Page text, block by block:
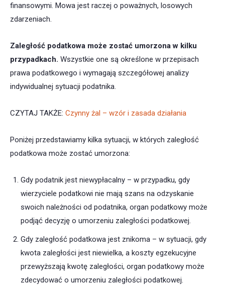
finansowymi. Mowa jest raczej o poważnych, losowych
zdarzeniach.
Zaległość podatkowa może zostać umorzona w kilku
przypadkach. Wszystkie one są określone w przepisach
prawa podatkowego i wymagają szczegółowej analizy
indywidualnej sytuacji podatnika.
CZYTAJ TAKŻE: Czynny żal – wzór i zasada działania
Poniżej przedstawiamy kilka sytuacji, w których zaległość
podatkowa może zostać umorzona:
Gdy podatnik jest niewypłacalny – w przypadku, gdy
wierzyciele podatkowi nie mają szans na odzyskanie
swoich należności od podatnika, organ podatkowy może
podjąć decyzję o umorzeniu zaległości podatkowej.
Gdy zaległość podatkowa jest znikoma – w sytuacji, gdy
kwota zaległości jest niewielka, a koszty egzekucyjne
przewyższają kwotę zaległości, organ podatkowy może
zdecydować o umorzeniu zaległości podatkowej.